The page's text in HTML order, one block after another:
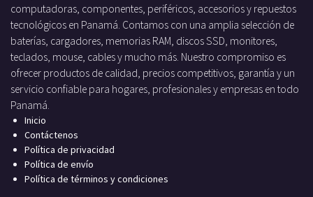
computadoras, componentes, periféricos, accesorios y repuestos
tecnológicos en Panamá. Contamos con una amplia selección de
baterías, cargadores, memorias RAM, discos SSD, monitores,
teclados, mouse, cables y mucho más. Nuestro compromiso es
ofrecer productos de calidad, precios competitivos, garantía y un
servicio confiable para hogares, profesionales y empresas en todo
Panamá.
Inicio
Contáctenos
Política de privacidad
Política de envío
Política de términos y condiciones